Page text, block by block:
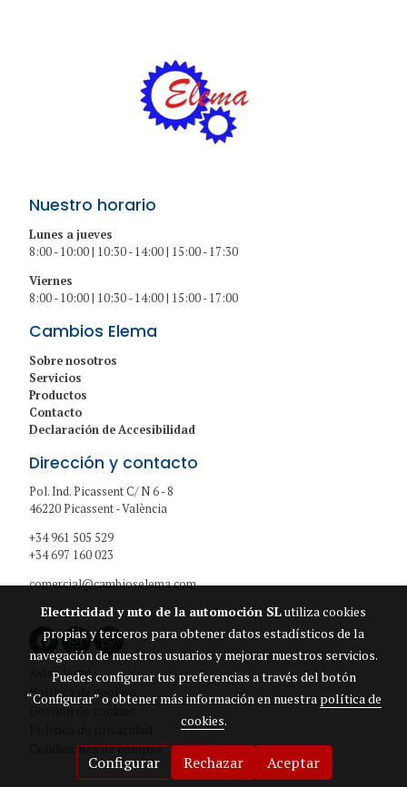
Nuestro horario
Lunes a jueves
8:00 - 10:00 | 10:30 - 14:00 | 15:00 - 17:30
Viernes
8:00 - 10:00 | 10:30 - 14:00 | 15:00 - 17:00
Cambios Elema
Sobre nosotros
Servicios
Productos
Contacto
Declaración de Accesibilidad
Dirección y contacto
Pol. Ind. Picassent C/ N 6 - 8
46220 Picassent - València
+34 961 505 529
+34 697 160 023
comercial@cambioselema.com
Aviso legal
Política de cookies
Gestión de cookies
Condiciones de compra
Electricidad y mto de la automoción SLutiliza cookies
propias y terceros para obtener datos estadísticos de la
navegación de nuestros usuarios y mejorar nuestros servicios.
Puedes configurar tus preferencias a través del botón
“Configurar” o obtener más información en nuestra política de
cookies.
Configurar Rechazar Aceptar